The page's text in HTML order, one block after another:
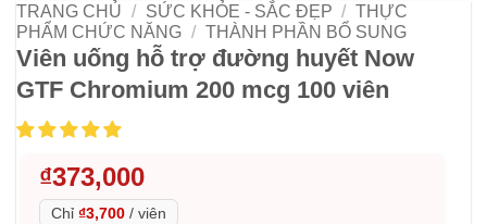
TRANG CHỦ / SỨC KHỎE - SẮC ĐẸP / THỰC
PHẨM CHỨC NĂNG / THÀNH PHẦN BỔ SUNG
Viên uống hỗ trợ đường huyết Now
GTF Chromium 200 mcg 100 viên
₫373,000
Chỉ ₫3,700 / viên